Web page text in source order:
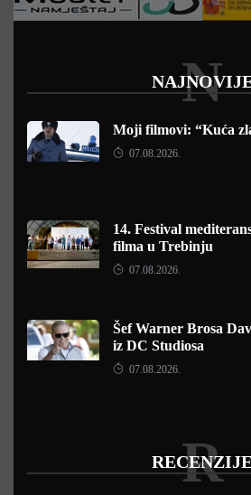
N
Moji filmovi: “Kuća
07.08.2026.
14. Festival
filma u Trebinju
07.08.2026.
Šef Warner Brosa
iz DC Studiosa
07.08.2026.
R